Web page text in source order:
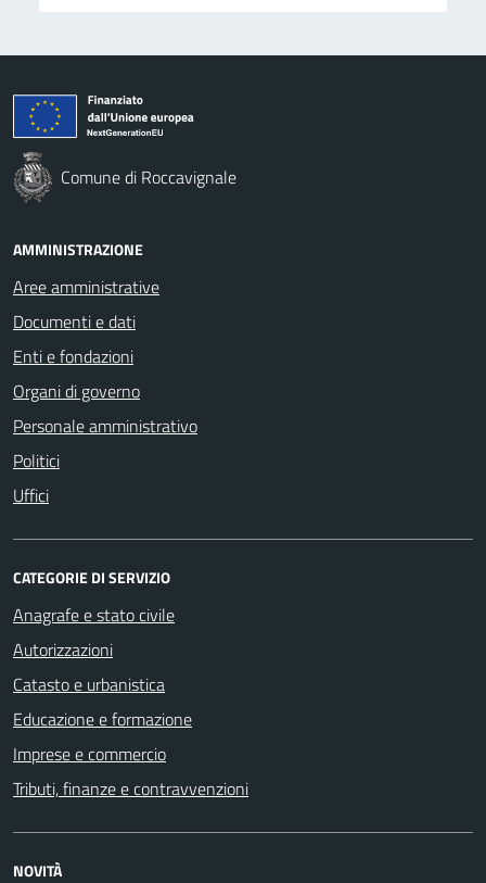
Comune di Roccavignale
AMMINISTRAZIONE
Aree amministrative
Documenti e dati
Enti e fondazioni
Organi di governo
Personale amministrativo
Politici
Uffici
CATEGORIE DI SERVIZIO
Anagrafe e stato civile
Autorizzazioni
Catasto e urbanistica
Educazione e formazione
Imprese e commercio
Tributi, finanze e contravvenzioni
NOVITÀ